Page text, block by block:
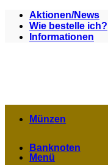
Zum
Inhalt
springen
Aktionen/News
Wie bestelle ich?
Informationen
Menü
Münzen
Banknoten